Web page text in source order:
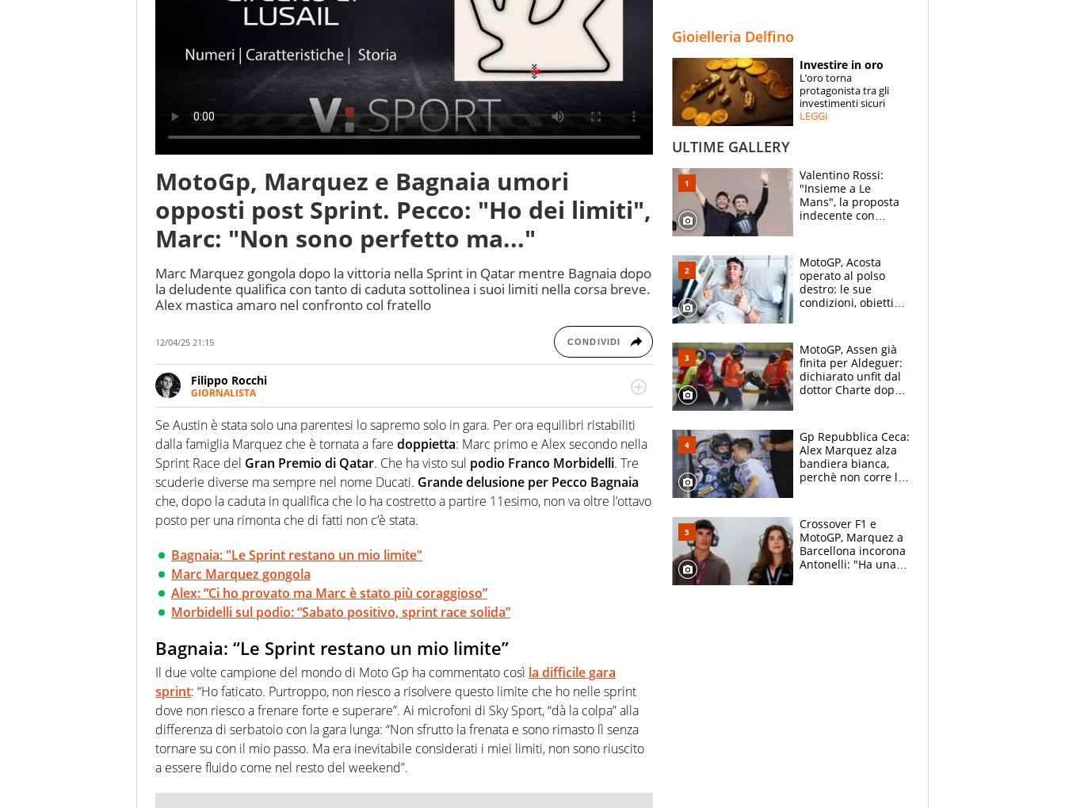
ESPERTI
CONTATTI
MotoGp, Marquez e Bagnaia umori
opposti post Sprint. Pecco: "Ho dei limiti",
Marc: "Non sono perfetto ma..."
Marc Marquez gongola dopo la vittoria nella Sprint in Qatar mentre Bagnaia dopo
la deludente qualifica con tanto di caduta sottolinea i suoi limiti nella corsa breve.
Alex mastica amaro nel confronto col fratello
12/04/25 21:15 CONDIVIDI
Filippo Rocchi
GIORNALISTA
Cresciuto tra una staccata di Alonso, un dritto di Federer e un fade away di Kobe, il
calcio ha la meglio. Ha seguito diverse manifestazioni sportive e non. Ama scoprire
nuove storie e raccontarle.
Se Austin è stata solo una parentesi lo sapremo solo in gara. Per ora equilibri ristabiliti
dalla famiglia Marquez che è tornata a fare doppietta: Marc primo e Alex secondo nella
Sprint Race del Gran Premio di Qatar. Che ha visto sul podio Franco Morbidelli. Tre
scuderie diverse ma sempre nel nome Ducati. Grande delusione per Pecco Bagnaia
che, dopo la caduta in qualifica che lo ha costretto a partire 11esimo, non va oltre l’ottavo
posto per una rimonta che di fatti non c’è stata.
Bagnaia: "Le Sprint restano un mio limite"
Marc Marquez gongola
Alex: “Ci ho provato ma Marc è stato più coraggioso”
Morbidelli sul podio: “Sabato positivo, sprint race solida”
Bagnaia: “Le Sprint restano un mio limite”
Il due volte campione del mondo di Moto Gp ha commentato così la difficile gara
sprint: “Ho faticato. Purtroppo, non riesco a risolvere questo limite che ho nelle sprint
dove non riesco a frenare forte e superare”. Ai microfoni di Sky Sport, “dà la colpa” alla
differenza di serbatoio con la gara lunga: “Non sfrutto la frenata e sono rimasto lì senza
tornare su con il mio passo. Ma era inevitabile considerati i miei limiti, non sono riuscito
a essere fluido come nel resto del weekend”.
Gioielleria Delfino
Investire in oro
L’oro torna
protagonista tra gli
investimenti sicuri
LEGGI
ULTIME GALLERY
Valentino Rossi:
"Insieme a Le
Mans", la proposta
indecente con
Goodwood
MotoGP, Acosta
operato al polso
destro: le sue
condizioni, obiettivo
MotoGP, Assen già
finita per Aldeguer:
dichiarato unfit dal
dottor Charte dopo
Gp Repubblica Ceca:
Alex Marquez alza
bandiera bianca,
perchè non corre la
Crossover F1 e
MotoGP, Marquez a
Barcellona incorona
Antonelli: "Ha una